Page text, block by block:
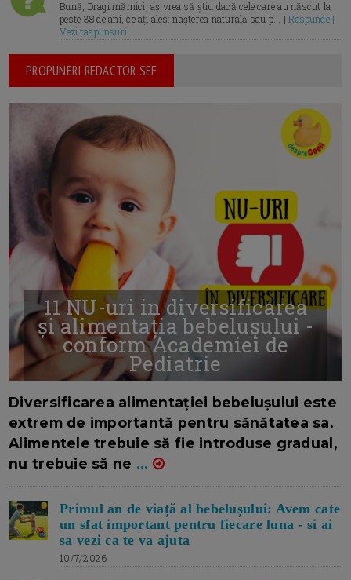
Bună, Dragi mămici, aș vrea să știu dacă cele care au născut la
peste 38 de ani, ce ați ales: nașterea naturală sau p... |Raspunde |
Vezi raspunsuri
PROPUNERI REDACTOR SEF
11 NU-uri in diversificarea
și alimentația bebelușului -
conform Academiei de
Pediatrie
Diversificarea alimentației bebelușului este
extrem de importantă pentru sănătatea sa.
Alimentele trebuie să fie introduse gradual,
nu trebuie să ne ...
Primul an de viață al bebelușului: Avem cate
un sfat important pentru fiecare luna - si ai
sa vezi ca te va ajuta
10/7/2026